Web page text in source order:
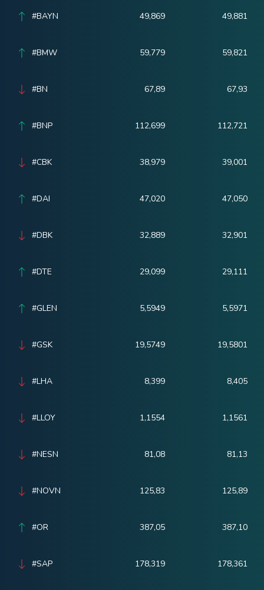
#BAYN 49,869 49,881
#BMW 59,779 59,821
#BN 67,89 67,93
#BNP 112,699 112,721
#CBK 38,979 39,001
#DAI 47,020 47,050
#DBK 32,889 32,901
#DTE 29,099 29,111
#GLEN 5,5949 5,5971
#GSK 19,5749 19,5801
#LHA 8,399 8,405
#LLOY 1,1554 1,1561
#NESN 81,08 81,13
#NOVN 125,83 125,89
#OR 387,05 387,10
#SAP 178,319 178,361